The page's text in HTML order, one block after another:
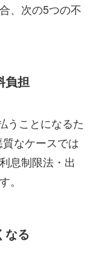
、次の5つの不
負担
うことになるた
なケースでは
息制限法・出
。
る